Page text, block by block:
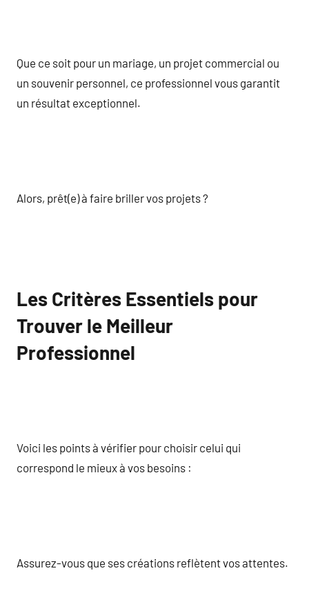
Que ce soit pour un mariage, un projet commercial ou
un souvenir personnel, ce professionnel vous garantit
un résultat exceptionnel.
Alors, prêt(e) à faire briller vos projets ?
Les Critères Essentiels pour
Trouver le Meilleur
Professionnel
Voici les points à vérifier pour choisir celui qui
correspond le mieux à vos besoins :
Assurez-vous que ses créations reflètent vos attentes.